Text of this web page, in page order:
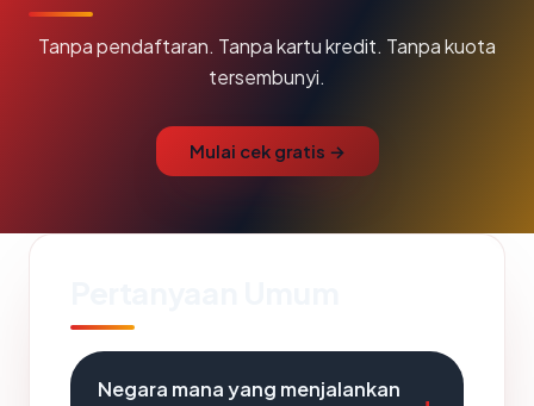
Tanpa pendaftaran. Tanpa kartu kredit. Tanpa kuota
tersembunyi.
Mulai cek gratis →
Negara mana yang menjalankan